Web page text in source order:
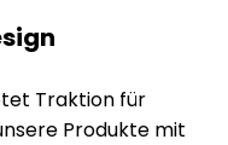
Traktion für
Produkte mit